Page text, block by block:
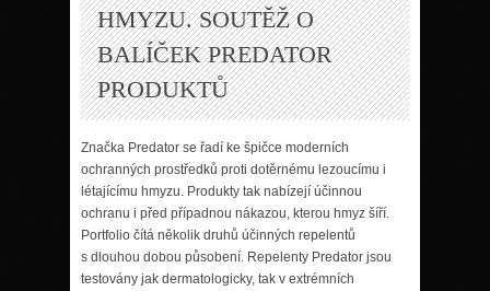
HMYZU. SOUTĚŽ O
BALÍČEK PREDATOR
PRODUKTŮ
Značka Predator se řadí ke špičce moderních
ochranných prostředků proti dotěrnému lezoucímu i
létajícímu hmyzu. Produkty tak nabízejí účinnou
ochranu i před případnou nákazou, kterou hmyz šíří.
Portfolio čítá několik druhů účinných repelentů
s dlouhou dobou působení. Repelenty Predator jsou
testovány jak dermatologicky, tak v extrémních